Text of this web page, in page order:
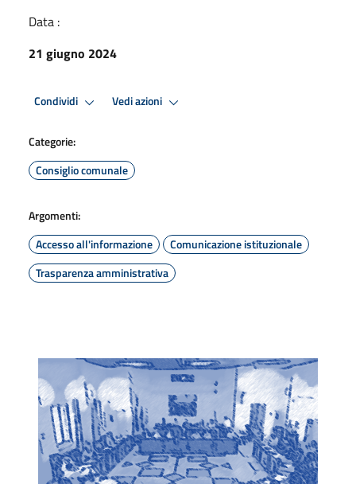
Data :
21 giugno 2024
Condividi Vedi azioni
Categorie:
Consiglio comunale
Argomenti:
Accesso all'informazione
Comunicazione istituzionale
Trasparenza amministrativa